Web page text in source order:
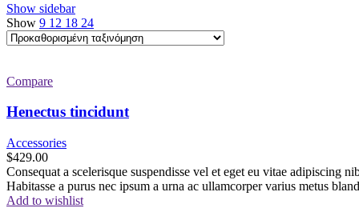
Show sidebar
Show 9 12 18 24
Compare
Henectus tincidunt
Accessories
$429.00
Consequat a scelerisque suspendisse vel et eget eu vitae adipiscing
Habitasse a purus nec ipsum a urna ac ullamcorper varius metus
Add to wishlist